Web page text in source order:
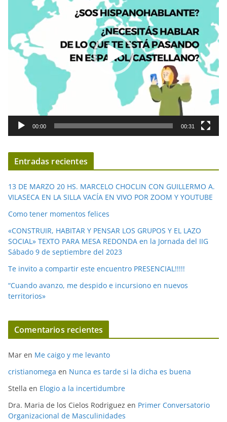
d
d
í
d
o
00:00 00:31
Entradas recientes
13 DE MARZO 20 HS. MARCELO CHOCLIN CON GUILLERMO A.
VILASECA EN LA SILLA VACÍA EN VIVO POR ZOOM Y YOUTUBE
Como tener momentos felices
«CONSTRUIR, HABITAR Y PENSAR LOS GRUPOS Y EL LAZO
SOCIAL» TEXTO PARA MESA REDONDA en la Jornada del IIG
Sábado 9 de septiembre del 2023
Te invito a compartir este encuentro PRESENCIAL!!!!!
“Cuando avanzo, me despido e incursiono en nuevos
territorios»
Comentarios recientes
Mar en Me caigo y me levanto
cristianomega en Nunca es tarde si la dicha es buena
Stella en Elogio a la incertidumbre
Dra. Maria de los Cielos Rodriguez en Primer Conversatorio
Organizacional de Masculinidades